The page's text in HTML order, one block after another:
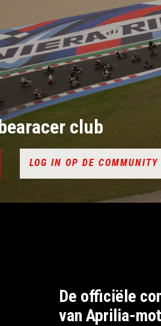
club
LOG IN OP DE COMMUNITY
De officiële
van Aprilia-